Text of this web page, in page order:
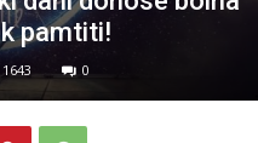
pamtiti!
1643 0